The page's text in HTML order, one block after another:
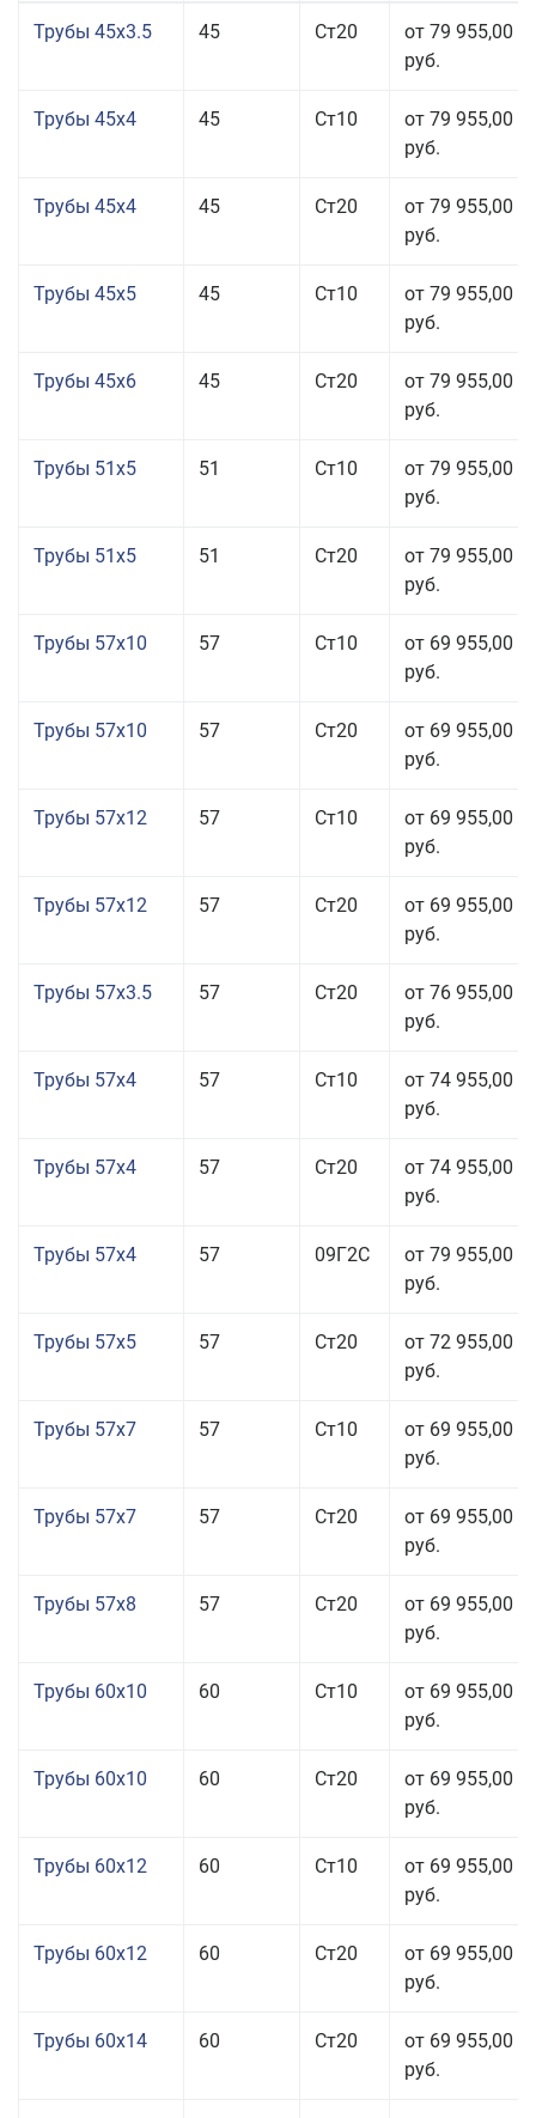
Трубы 45x3.5 45 Ст20
от 79 955,00
руб.
Трубы 45x4 45 Ст10
от 79 955,00
руб.
Трубы 45x4 45 Ст20
от 79 955,00
руб.
Трубы 45x5 45 Ст10
от 79 955,00
руб.
Трубы 45x6 45 Ст20
от 79 955,00
руб.
Трубы 51x5 51 Ст10
от 79 955,00
руб.
Трубы 51x5 51 Ст20
от 79 955,00
руб.
Трубы 57x10 57 Ст10
от 69 955,00
руб.
Трубы 57x10 57 Ст20
от 69 955,00
руб.
Трубы 57x12 57 Ст10
от 69 955,00
руб.
Трубы 57x12 57 Ст20
от 69 955,00
руб.
Трубы 57x3.5 57 Ст20
от 76 955,00
руб.
Трубы 57x4 57 Ст10
от 74 955,00
руб.
Трубы 57x4 57 Ст20
от 74 955,00
руб.
Трубы 57x4 57 09Г2С
от 79 955,00
руб.
Трубы 57x5 57 Ст20
от 72 955,00
руб.
Трубы 57x7 57 Ст10
от 69 955,00
руб.
Трубы 57x7 57 Ст20
от 69 955,00
руб.
Трубы 57x8 57 Ст20
от 69 955,00
руб.
Трубы 60x10 60 Ст10
от 69 955,00
руб.
Трубы 60x10 60 Ст20
от 69 955,00
руб.
Трубы 60x12 60 Ст10
от 69 955,00
руб.
Трубы 60x12 60 Ст20
от 69 955,00
руб.
Трубы 60x14 60 Ст20
от 69 955,00
руб.